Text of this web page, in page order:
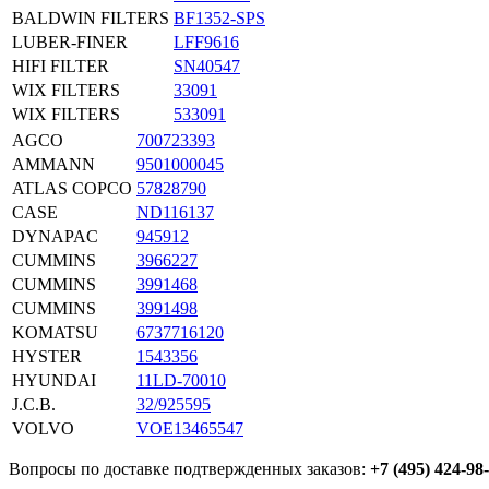
BALDWIN FILTERS BF1352-SPS
LUBER-FINER
LFF9616
HIFI FILTER
SN40547
WIX FILTERS
33091
WIX FILTERS
533091
AGCO
700723393
AMMANN
9501000045
ATLAS COPCO 57828790
CASE
ND116137
DYNAPAC
945912
CUMMINS
3966227
CUMMINS
3991468
CUMMINS
3991498
KOMATSU
6737716120
HYSTER
1543356
HYUNDAI
11LD-70010
J.C.B.
32/925595
VOLVO
VOE13465547
Вопросы по доставке подтвержденных заказов: +7 (495) 424-